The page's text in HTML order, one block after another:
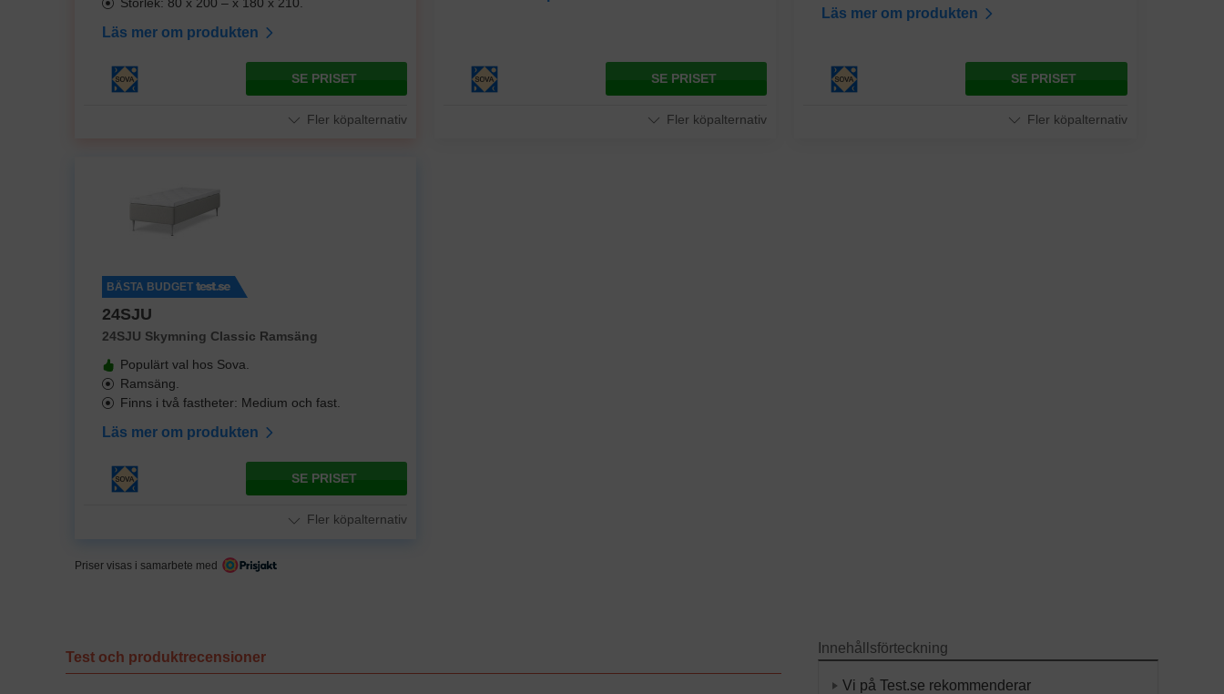
Läs mer om produkten
SE PRISET
Fler köpalternativ
SE PRISET
Fler köpalternativ
Läs mer om produkten
SE PRISET
Fler köpalternativ
BÄSTA BUDGET
24SJU
24SJU Skymning Classic Ramsäng
Populärt val hos Sova.
Ramsäng.
Finns i två fastheter: Medium och fast.
Läs mer om produkten
SE PRISET
Fler köpalternativ
Priser visas i samarbete med
Test och produktrecensioner
Innehållsförteckning
Vi på Test.se rekommenderar